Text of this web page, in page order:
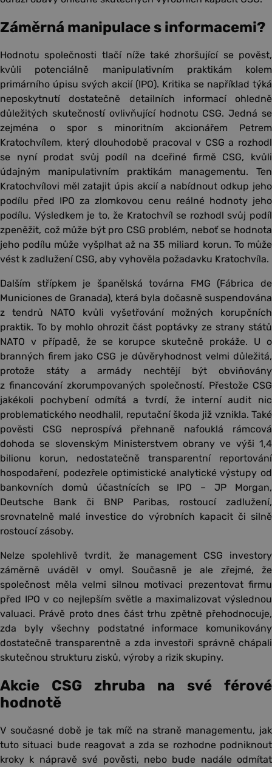
Záměrná manipulace s informacemi?
Hodnotu společnosti tlačí níže také zhoršující se pověst,
kvůli potenciálně manipulativním praktikám kolem
primárního úpisu svých akcií (IPO). Kritika se například týká
neposkytnutí dostatečně detailních informací ohledně
důležitých skutečností ovlivňující hodnotu CSG. Jedná se
zejména o spor s minoritním akcionářem Petrem
Kratochvílem, který dlouhodobě pracoval v CSG a rozhodl
se nyní prodat svůj podíl na dceřiné firmě CSG, kvůli
údajným manipulativním praktikám managementu. Ten
Kratochvílovi měl zatajit úpis akcií a nabídnout odkup jeho
podílu před IPO za zlomkovou cenu reálné hodnoty jeho
podílu. Výsledkem je to, že Kratochvíl se rozhodl svůj podíl
zpeněžit, což může být pro CSG problém, neboť se hodnota
jeho podílu může vyšplhat až na 35 miliard korun. To může
vést k zadlužení CSG, aby vyhověla požadavku Kratochvíla.
Dalším střípkem je španělská továrna FMG (Fábrica de
Municiones de Granada), která byla dočasně suspendována
z tendrů NATO kvůli vyšetřování možných korupčních
praktik. To by mohlo ohrozit část poptávky ze strany států
NATO v případě, že se korupce skutečně prokáže. U o
branných firem jako CSG je důvěryhodnost velmi důležitá,
protože státy a armády nechtějí být obviňovány
z financování zkorumpovaných společností. Přestože CSG
jakékoli pochybení odmítá a tvrdí, že interní audit nic
problematického neodhalil, reputační škoda již vznikla. Také
pověsti CSG neprospívá přehnaně nafouklá rámcová
dohoda se slovenským Ministerstvem obrany ve výši 1,4
bilionu korun, nedostatečně transparentní reportování
hospodaření, podezřele optimistické analytické výstupy od
bankovních domů účastnících se IPO – JP Morgan,
Deutsche Bank či BNP Paribas, rostoucí zadlužení,
srovnatelně malé investice do výrobních kapacit či silně
rostoucí zásoby.
Nelze spolehlivě tvrdit, že management CSG investory
záměrně uváděl v omyl. Současně je ale zřejmé, že
společnost měla velmi silnou motivaci prezentovat firmu
před IPO v co nejlepším světle a maximalizovat výslednou
valuaci. Právě proto dnes část trhu zpětně přehodnocuje,
zda byly všechny podstatné informace komunikovány
dostatečně transparentně a zda investoři správně chápali
skutečnou strukturu zisků, výroby a rizik skupiny.
Akcie CSG zhruba na své férové
hodnotě
V současné době je tak míč na straně managementu, jak
tuto situaci bude reagovat a zda se rozhodne podniknout
kroky k nápravě své pověsti, nebo bude nadále odmítat